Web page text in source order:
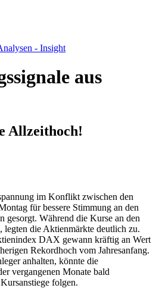
- Insight
aus
Allzeithoch!
im Konflikt zwischen den
für bessere Stimmung an den
gesorgt. Während die Kurse an den
legten die Aktienmärkte deutlich zu.
DAX gewann kräftig an Wert
Rekordhoch vom Jahresanfang.
anhalten, könnte die
vergangenen Monate bald
folgen.